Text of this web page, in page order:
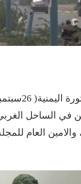
في الساحل
والامين العام